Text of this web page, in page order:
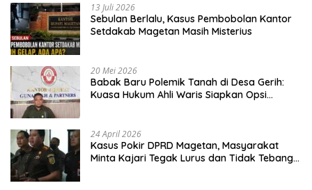
13 Juli 2026
Sebulan Berlalu, Kasus Pembobolan Kantor
Setdakab Magetan Masih Misterius
20 Mei 2026
Babak Baru Polemik Tanah di Desa Gerih:
Kuasa Hukum Ahli Waris Siapkan Opsi
24 April 2026
Kasus Pokir DPRD Magetan, Masyarakat
Minta Kajari Tegak Lurus dan Tidak Tebang